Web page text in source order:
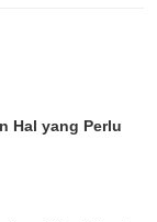
Hal yang Perlu